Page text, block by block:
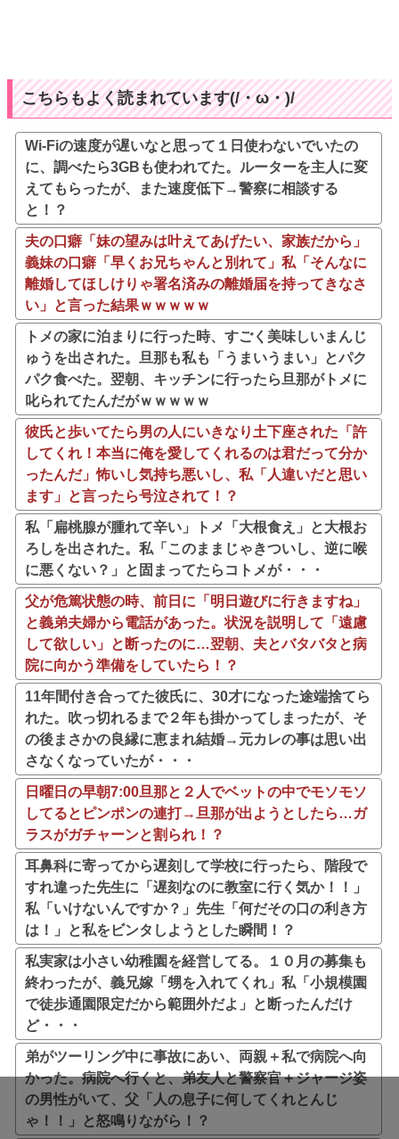
こちらもよく読まれています(/・ω・)/
Wi-Fiの速度が遅いなと思って１日使わないでいたの
に、調べたら3GBも使われてた。ルーターを主人に変
えてもらったが、また速度低下→警察に相談する
と！？
夫の口癖「妹の望みは叶えてあげたい、家族だから」
義妹の口癖「早くお兄ちゃんと別れて」私「そんなに
離婚してほしけりゃ署名済みの離婚届を持ってきなさ
い」と言った結果ｗｗｗｗｗ
トメの家に泊まりに行った時、すごく美味しいまんじ
ゅうを出された。旦那も私も「うまいうまい」とパク
パク食べた。翌朝、キッチンに行ったら旦那がトメに
叱られてたんだがｗｗｗｗｗ
彼氏と歩いてたら男の人にいきなり土下座された「許
してくれ！本当に俺を愛してくれるのは君だって分か
ったんだ」怖いし気持ち悪いし、私「人違いだと思い
ます」と言ったら号泣されて！？
私「扁桃腺が腫れて辛い」トメ「大根食え」と大根お
ろしを出された。私「このままじゃきついし、逆に喉
に悪くない？」と固まってたらコトメが・・・
父が危篤状態の時、前日に「明日遊びに行きますね」
と義弟夫婦から電話があった。状況を説明して「遠慮
して欲しい」と断ったのに…翌朝、夫とバタバタと病
院に向かう準備をしていたら！？
11年間付き合ってた彼氏に、30才になった途端捨てら
れた。吹っ切れるまで２年も掛かってしまったが、そ
の後まさかの良縁に恵まれ結婚→元カレの事は思い出
さなくなっていたが・・・
日曜日の早朝7:00旦那と２人でベットの中でモソモソ
してるとピンポンの連打→旦那が出ようとしたら…ガ
ラスがガチャーンと割られ！？
耳鼻科に寄ってから遅刻して学校に行ったら、階段で
すれ違った先生に「遅刻なのに教室に行く気か！！」
私「いけないんですか？」先生「何だその口の利き方
は！」と私をビンタしようとした瞬間！？
私実家は小さい幼稚園を経営してる。１０月の募集も
終わったが、義兄嫁「甥を入れてくれ」私「小規模園
で徒歩通園限定だから範囲外だよ」と断ったんだけ
ど・・・
弟がツーリング中に事故にあい、両親＋私で病院へ向
かった。病院へ行くと、弟友人と警察官＋ジャージ姿
の男性がいて、父「人の息子に何してくれとんじ
ゃ！！」と怒鳴りながら！？